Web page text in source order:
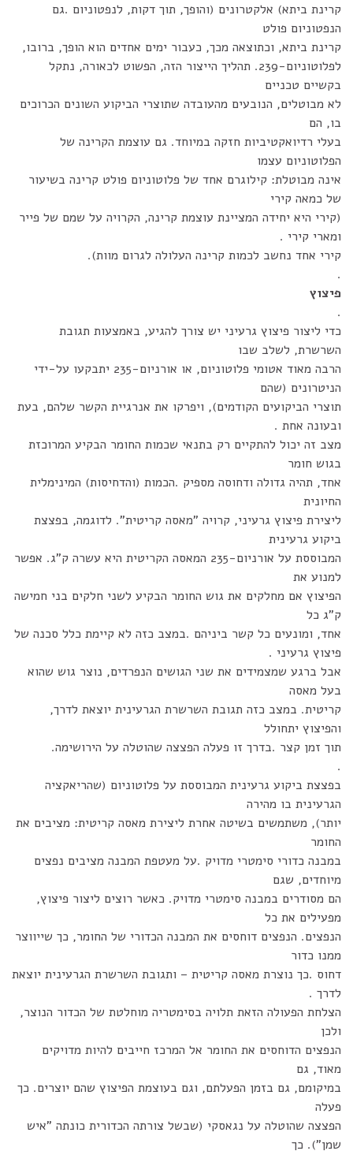
קרינת ביתא) אלקטרונים (והופך, תוך דקות, לנפטוניום .גם
הנפטוניום פולט
קרינת ביתא, וכתוצאה מכך, כעבור ימים אחדים הוא הופך, ברובו,
לפלוטוניום-239. תהליך הייצור הזה, הפשוט לכאורה, נתקל
בקשיים טכניים
לא מבוטלים, הנובעים מהעובדה שתוצרי הביקוע השונים הכרוכים
בו, הם
בעלי רדיואקטיביות חזקה במיוחד. גם עוצמת הקרינה של
הפלוטוניום עצמו
אינה מבוטלת: קילוגרם אחד של פלוטוניום פולט קרינה בשיעור
של כמאה קירי
(קירי היא יחידה המציינת עוצמת קרינה, הקרויה על שמם של פייר
ומארי קירי .
קירי אחד נחשב לכמות קרינה העלולה לגרום מוות).
.
פיצוץ
.
כדי ליצור פיצוץ גרעיני יש צורך להגיע, באמצעות תגובת
השרשרת, לשלב שבו
הרבה מאוד אטומי פלוטוניום, או אורניום-235 יתבקעו על-ידי
הניטרונים (שהם
תוצרי הביקועים הקודמים), ויפרקו את אנרגיית הקשר שלהם, בעת
ובעונה אחת .
מצב זה יכול להתקיים רק בתנאי שכמות החומר הבקיע המרוכזת
בגוש חומר
אחד, תהיה גדולה ודחוסה מספיק .הכמות (והדחיסות) המינימלית
החיונית
ליצירת פיצוץ גרעיני, קרויה "מאסה קריטית". לדוגמה, בפצצת
ביקוע גרעינית
המבוססת על אורניום-235 המאסה הקריטית היא עשרה ק"ג. אפשר
למנוע את
הפיצוץ אם מחלקים את גוש החומר הבקיע לשני חלקים בני חמישה
ק"ג כל
אחד, ומונעים כל קשר ביניהם .במצב כזה לא קיימת כלל סכנה של
פיצוץ גרעיני .
אבל ברגע שמצמידים את שני הגושים הנפרדים, נוצר גוש שהוא
בעל מאסה
קריטית. במצב כזה תגובת השרשרת הגרעינית יוצאת לדרך,
והפיצוץ יתחולל
תוך זמן קצר .בדרך זו פעלה הפצצה שהוטלה על הירושימה.
.
בפצצת ביקוע גרעינית המבוססת על פלוטוניום (שהריאקציה
הגרעינית בו מהירה
יותר), משתמשים בשיטה אחרת ליצירת מאסה קריטית: מציבים את
החומר
במבנה כדורי סימטרי מדויק .על מעטפת המבנה מציבים נפצים
מיוחדים, שגם
הם מסודרים במבנה סימטרי מדויק. כאשר רוצים ליצור פיצוץ,
מפעילים את כל
הנפצים. הנפצים דוחסים את המבנה הכדורי של החומר, כך שייווצר
ממנו כדור
דחוס .כך נוצרת מאסה קריטית – ותגובת השרשרת הגרעינית יוצאת
לדרך .
הצלחת הפעולה הזאת תלויה בסימטריה מוחלטת של הכדור הנוצר,
ולכן
הנפצים הדוחסים את החומר אל המרכז חייבים להיות מדויקים
מאוד, גם
במיקומם, גם בזמן הפעלתם, וגם בעוצמת הפיצוץ שהם יוצרים. כך
פעלה
הפצצה שהוטלה על נגאסקי (שבשל צורתה הכדורית כונתה "איש
שמן"). כך